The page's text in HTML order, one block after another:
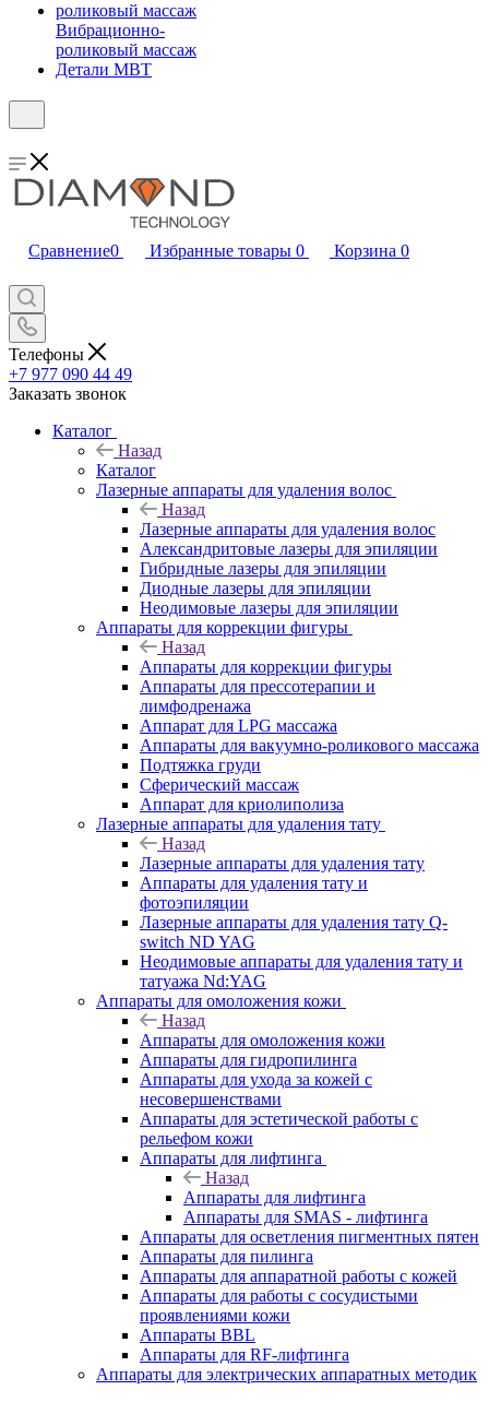
Вибрационно-
роликовый массаж
Детали MBT
Сравнение0 Избранные товары 0 Корзина 0
Телефоны
+7 977 090 44 49
Заказать звонок
Каталог
Назад
Каталог
Лазерные аппараты для удаления волос
Назад
Лазерные аппараты для удаления волос
Александритовые лазеры для эпиляции
Гибридные лазеры для эпиляции
Диодные лазеры для эпиляции
Неодимовые лазеры для эпиляции
Аппараты для коррекции фигуры
Назад
Аппараты для коррекции фигуры
Аппараты для прессотерапии и
лимфодренажа
Аппарат для LPG массажа
Аппараты для вакуумно-роликового массажа
Подтяжка груди
Сферический массаж
Аппарат для криолиполиза
Лазерные аппараты для удаления тату
Назад
Лазерные аппараты для удаления тату
Аппараты для удаления тату и
фотоэпиляции
Лазерные аппараты для удаления тату Q-
switch ND YAG
Неодимовые аппараты для удаления тату и
татуажа Nd:YAG
Аппараты для омоложения кожи
Назад
Аппараты для омоложения кожи
Аппараты для гидропилинга
Аппараты для ухода за кожей с
несовершенствами
Аппараты для эстетической работы с
рельефом кожи
Аппараты для лифтинга
Назад
Аппараты для лифтинга
Аппараты для SMAS - лифтинга
Аппараты для осветления пигментных пятен
Аппараты для пилинга
Аппараты для аппаратной работы с кожей
Аппараты для работы с сосудистыми
проявлениями кожи
Аппараты BBL
Аппараты для RF-лифтинга
Аппараты для электрических аппаратных методик